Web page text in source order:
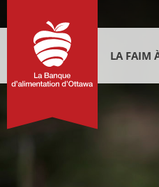
LA FAIM